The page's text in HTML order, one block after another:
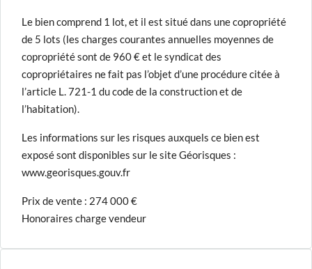
Le bien comprend 1 lot, et il est situé dans une copropriété
de 5 lots (les charges courantes annuelles moyennes de
copropriété sont de 960 € et le syndicat des
copropriétaires ne fait pas l’objet d’une procédure citée à
l’article L. 721-1 du code de la construction et de
l’habitation).
Les informations sur les risques auxquels ce bien est
exposé sont disponibles sur le site Géorisques :
www.georisques.gouv.fr
Prix de vente : 274 000 €
Honoraires charge vendeur